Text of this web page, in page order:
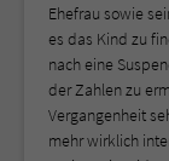
Ehefrau sowie
es das Kind zu
nach eine
der Zahlen zu
Vergangenheit
mehr wirklich